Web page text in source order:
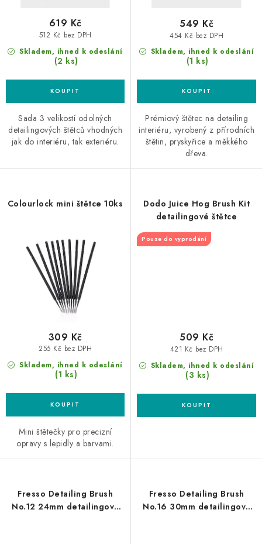
Skladem, ihned k odeslání
(2 ks)
512 Kč bez DPH
619 Kč
Sada 3 velikostí odolných
detailingových štětců vhodných
jak do interiéru, tak exteriéru.
Skladem, ihned k odeslání
(1 ks)
454 Kč bez DPH
549 Kč
Prémiový štětec na detailing
interiéru, vyrobený z přírodních
štětin, pryskyřice a měkkého
dřeva.
Colourlock mini štětce 10ks
Skladem, ihned k odeslání
(1 ks)
255 Kč bez DPH
309 Kč
Mini štětečky pro precizní
opravy s lepidly a barvami.
Dodo Juice Hog Brush Kit
detailingové štětce
Pouze do vyprodání
Skladem, ihned k odeslání
(3 ks)
421 Kč bez DPH
509 Kč
Fresso Detailing Brush
No.12 24mm detailingový
Fresso Detailing Brush
No.16 30mm detailingový